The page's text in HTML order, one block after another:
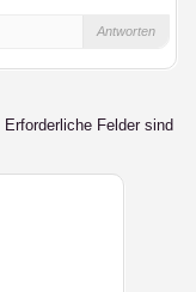
Antworten
Erforderliche Felder sind